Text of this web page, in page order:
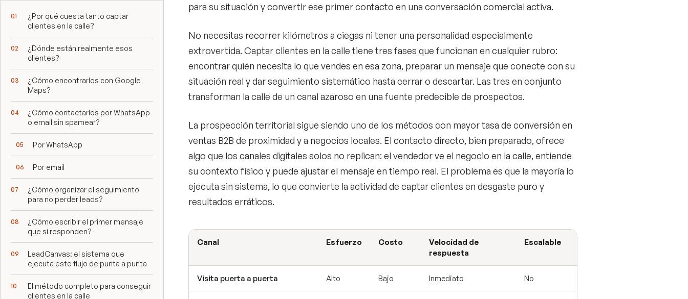
¿Por qué cuesta tanto captar
clientes en la calle?
¿Dónde están realmente esos
clientes?
¿Cómo encontrarlos con Google
Maps?
¿Cómo contactarlos por WhatsApp
o email sin spamear?
Por WhatsApp
Por email
¿Cómo organizar el seguimiento
para no perder leads?
¿Cómo escribir el primer mensaje
que sí responden?
LeadCanvas: el sistema que
ejecuta este flujo de punta a punta
El método completo para conseguir
clientes en la calle
para su situación y convertir ese primer contacto en una conversación comercial activa.
No necesitas recorrer kilómetros a ciegas ni tener una personalidad especialmente
extrovertida. Captar clientes en la calle tiene tres fases que funcionan en cualquier rubro:
encontrar quién necesita lo que vendes en esa zona, preparar un mensaje que conecte con su
situación real y dar seguimiento sistemático hasta cerrar o descartar. Las tres en conjunto
transforman la calle de un canal azaroso en una fuente predecible de prospectos.
La prospección territorial sigue siendo uno de los métodos con mayor tasa de conversión en
ventas B2B de proximidad y a negocios locales. El contacto directo, bien preparado, ofrece
algo que los canales digitales solos no replican: el vendedor ve el negocio en la calle, entiende
su contexto físico y puede ajustar el mensaje en tiempo real. El problema es que la mayoría lo
ejecuta sin sistema, lo que convierte la actividad de captar clientes en desgaste puro y
resultados erráticos.
Canal Esfuerzo Costo
Velocidad de
respuesta
Escalable
Visita puerta a puerta Alto Bajo Inmediato No